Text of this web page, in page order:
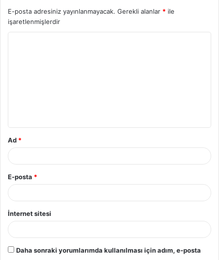
E-posta adresiniz yayınlanmayacak. Gerekli alanlar * ile
işaretlenmişlerdir
Ad *
E-posta *
İnternet sitesi
Daha sonraki yorumlarımda kullanılması için adım, e-posta